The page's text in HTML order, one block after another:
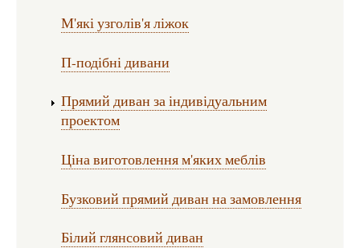
М'які узголів'я ліжок
П-подібні дивани
Прямий диван за індивідуальним
проектом
Ціна виготовлення м'яких меблів
Бузковий прямий диван на замовлення
Білий глянсовий диван